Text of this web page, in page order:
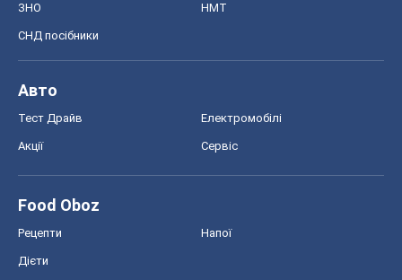
ЗНО НМТ
СНД посібники
Авто
Тест Драйв Електромобілі
Акції Сервіс
Food Oboz
Рецепти Напої
Дієти